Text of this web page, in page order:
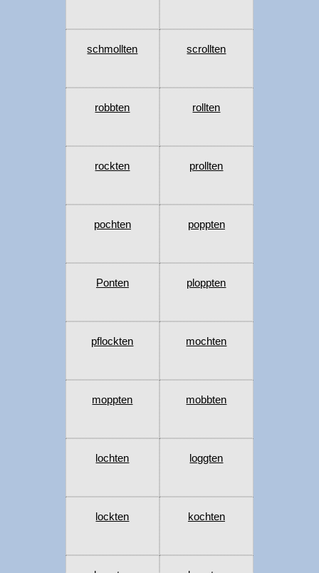
schmollten scrollten
robbten rollten
rockten prollten
pochten poppten
Ponten ploppten
pflockten mochten
moppten mobbten
lochten loggten
lockten kochten